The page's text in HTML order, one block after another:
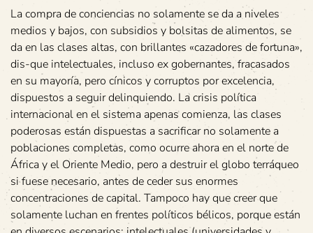
La compra de conciencias no solamente se da a niveles
medios y bajos, con subsidios y bolsitas de alimentos, se
da en las clases altas, con brillantes «cazadores de fortuna»,
dis-que intelectuales, incluso ex gobernantes, fracasados
en su mayoría, pero cínicos y corruptos por excelencia,
dispuestos a seguir delinquiendo. La crisis política
internacional en el sistema apenas comienza, las clases
poderosas están dispuestas a sacrificar no solamente a
poblaciones completas, como ocurre ahora en el norte de
África y el Oriente Medio, pero a destruir el globo terráqueo
si fuese necesario, antes de ceder sus enormes
concentraciones de capital. Tampoco hay que creer que
solamente luchan en frentes políticos bélicos, porque están